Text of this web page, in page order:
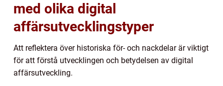
med olika digital
affärsutvecklingstyper
Att reflektera över historiska för- och nackdelar är viktigt
för att förstå utvecklingen och betydelsen av digital
affärsutveckling.